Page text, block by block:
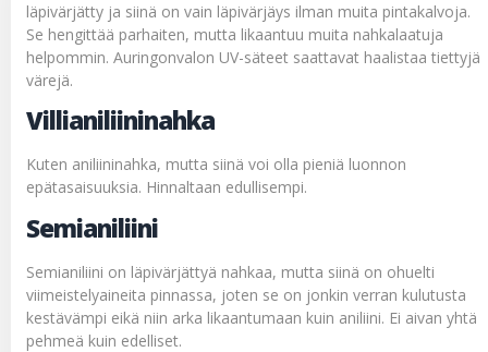
läpivärjätty ja siinä on vain läpivärjäys ilman muita pintakalvoja.
Se hengittää parhaiten, mutta likaantuu muita nahkalaatuja
helpommin. Auringonvalon UV-säteet saattavat haalistaa tiettyjä
värejä.
Villianiliininahka
Kuten aniliininahka, mutta siinä voi olla pieniä luonnon
epätasaisuuksia. Hinnaltaan edullisempi.
Semianiliini
Semianiliini on läpivärjättyä nahkaa, mutta siinä on ohuelti
viimeistelyaineita pinnassa, joten se on jonkin verran kulutusta
kestävämpi eikä niin arka likaantumaan kuin aniliini. Ei aivan yhtä
pehmeä kuin edelliset.